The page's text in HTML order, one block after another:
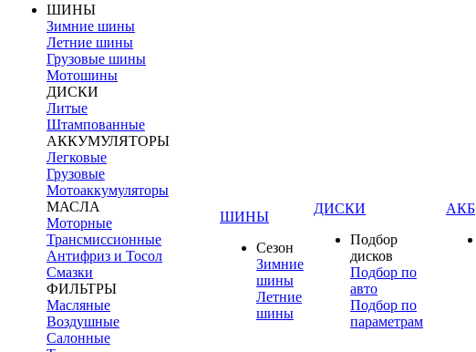
ШИНЫ
Зимние шины
Летние шины
Грузовые шины
Мотошины
ДИСКИ
Литые
Штампованные
АККУМУЛЯТОРЫ
Легковые
Грузовые
Мотоаккумуляторы
МАСЛА
Моторные
Трансмиссионные
Антифриз и Тосол
Смазки
ФИЛЬТРЫ
Масляные
Воздушные
Салонные
ШИНЫ
Сезон
Зимние
шины
Летние
шины
ДИСКИ
Подбор
дисков
Подбор по
авто
Подбор по
параметрам
АКБ